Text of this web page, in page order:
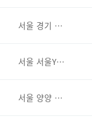
서울 경기 …
서울 서울Y…
서울 양양 …